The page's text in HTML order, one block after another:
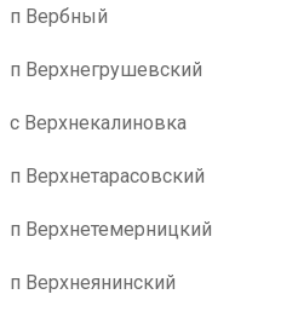
п Вербный
п Верхнегрушевский
с Верхнекалиновка
п Верхнетарасовский
п Верхнетемерницкий
п Верхнеянинский